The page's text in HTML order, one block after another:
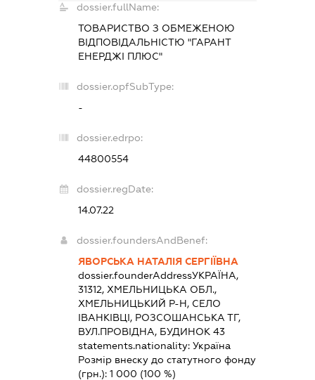
dossier.fullName:
ТОВАРИСТВО З ОБМЕЖЕНОЮ
ВІДПОВІДАЛЬНІСТЮ "ГАРАНТ
ЕНЕРДЖІ ПЛЮС"
dossier.opfSubType:
-
dossier.edrpo:
44800554
dossier.regDate:
14.07.22
dossier.foundersAndBenef:
ЯВОРСЬКА НАТАЛІЯ СЕРГІЇВНА
dossier.founderAddressУКРАЇНА,
31312, ХМЕЛЬНИЦЬКА ОБЛ.,
ХМЕЛЬНИЦЬКИЙ Р-Н, СЕЛО
ІВАНКІВЦІ, РОЗСОШАНСЬКА ТГ,
ВУЛ.ПРОВІДНА, БУДИНОК 43
statements.nationality: Україна
Розмір внеску до статутного фонду
(грн.): 1 000 (100 %)